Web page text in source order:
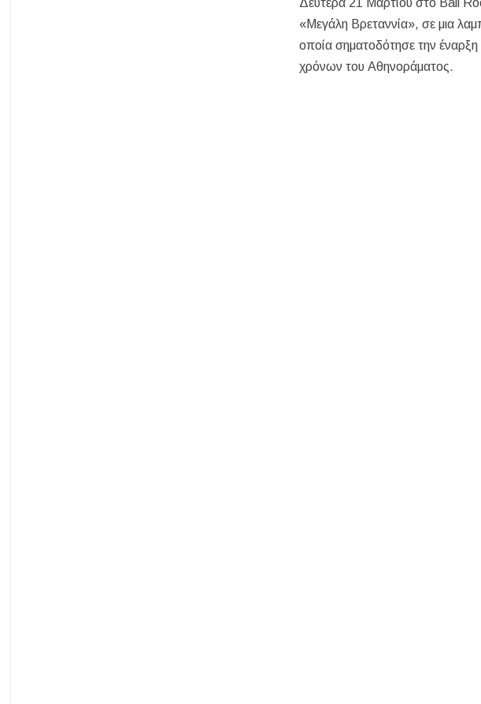
Η Κεντρική Μακεδονία ανοίγει τον δρόμο του οινοτουρισμού σε Ηνωμένο Βασίλειο και
Χαλκιδική: Πυρκαγιά σε γαλλική θαλαμηγό στη Λατούρα Αγίου Νικολάου – Άμεση
ΑΠ. ΠΑΝΑΣ: «Η ΧΑΛΚΙΔΙΚΗ ΧΡΕΙΑΖΕΤΑΙ ΟΛΟΚΛΗΡΩΜΕΝΟ ΣΧΕΔΙΟ ΓΙΑ ΤΗ
Δευτέρα 21 Μαρτίου στο Ball
«Μεγάλη Βρεταννία», σε μια
οποία σηματοδότησε την
χρόνων του Αθηνοράματος.